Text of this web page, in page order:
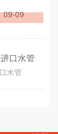
，承重力
木龙骨：
09-09
口水管
水管